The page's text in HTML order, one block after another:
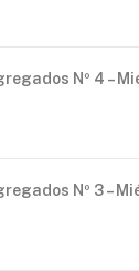
Nº 4 –
Nº 3 –